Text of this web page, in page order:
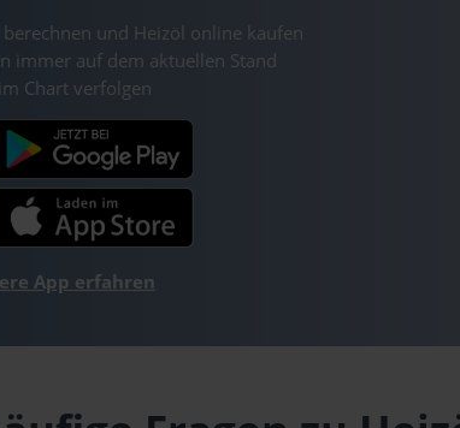
und Heizöl online kaufen
immer auf dem aktuellen Stand
Chart verfolgen
App erfahren